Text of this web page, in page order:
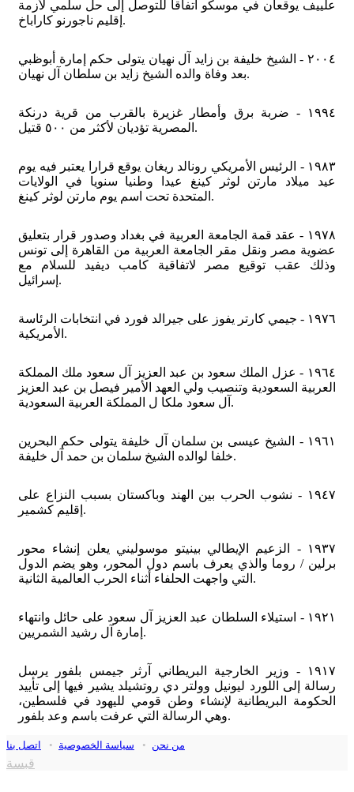
علييف يوقعان في موسكو اتفاقا للتوصل إلى حل سلمي لأزمة
إقليم ناجورنو كاراباخ.
٢٠٠٤ - الشيخ خليفة بن زايد آل نهيان يتولى حكم إمارة أبوظبي
بعد وفاة والده الشيخ زايد بن سلطان آل نهيان.
١٩٩٤ - ضربة برق وأمطار غزيرة بالقرب من قرية درنكة
المصرية تؤديان لأكثر من ٥٠٠ قتيل.
١٩٨٣ - الرئيس الأمريكي رونالد ريغان يوقع قرارا يعتبر فيه يوم
عيد ميلاد مارتن لوثر كينغ عيدا وطنيا سنويا في الولايات
المتحدة تحت اسم يوم مارتن لوثر كينغ.
١٩٧٨ - عقد قمة الجامعة العربية في بغداد وصدور قرار بتعليق
عضوية مصر ونقل مقر الجامعة العربية من القاهرة إلى تونس
وذلك عقب توقيع مصر لاتفاقية كامب ديفيد للسلام مع
إسرائيل.
١٩٧٦ - جيمي كارتر يفوز على جيرالد فورد في انتخابات الرئاسة
الأمريكية.
١٩٦٤ - عزل الملك سعود بن عبد العزيز آل سعود ملك المملكة
العربية السعودية وتنصيب ولي العهد الأمير فيصل بن عبد العزيز
آل سعود ملكا ل المملكة العربية السعودية.
١٩٦١ - الشيخ عيسى بن سلمان آل خليفة يتولى حكم البحرين
خلفا لوالده الشيخ سلمان بن حمد آل خليفة.
١٩٤٧ - نشوب الحرب بين الهند وباكستان بسبب النزاع على
إقليم كشمير.
١٩٣٧ - الزعيم الإيطالي بينيتو موسوليني يعلن إنشاء محور
برلين / روما والذي يعرف باسم دول المحور، وهو يضم الدول
التي واجهت الحلفاء أثناء الحرب العالمية الثانية.
١٩٢١ - استيلاء السلطان عبد العزيز آل سعود على حائل وانتهاء
إمارة آل رشيد الشمريين.
١٩١٧ - وزير الخارجية البريطاني آرثر جيمس بلفور يرسل
رسالة إلى اللورد ليونيل وولتر دي روتشيلد يشير فيها إلى تأييد
الحكومة البريطانية لإنشاء وطن قومي لليهود في فلسطين،
وهي الرسالة التي عرفت باسم وعد بلفور.
من نحن • سياسة الخصوصية • اتصل بنا
قبسة